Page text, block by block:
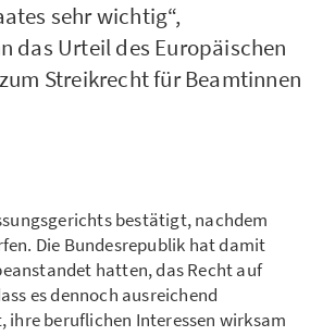
sehr wichtig“,
das Urteil des Europäischen
Streikrecht für Beamtinnen
bestätigt, nachdem
Die Bundesrepublik hat damit
hatten, das Recht auf
es dennoch ausreichend
beruflichen Interessen wirksam